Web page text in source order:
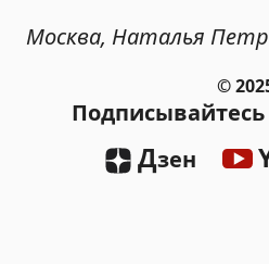
Москва, Наталья
©
Дзен